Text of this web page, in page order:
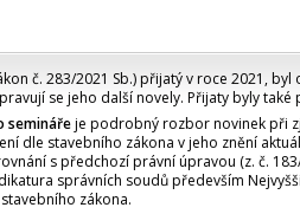
č. 283/2021 Sb.) přijatý v roce 2021,
se jeho další novely. Přijaty byly také
seminářeje podrobný rozbor novinek při
dle stavebního zákona v jeho znění
s předchozí právní úpravou (z. č.
správních soudů především
zákona.